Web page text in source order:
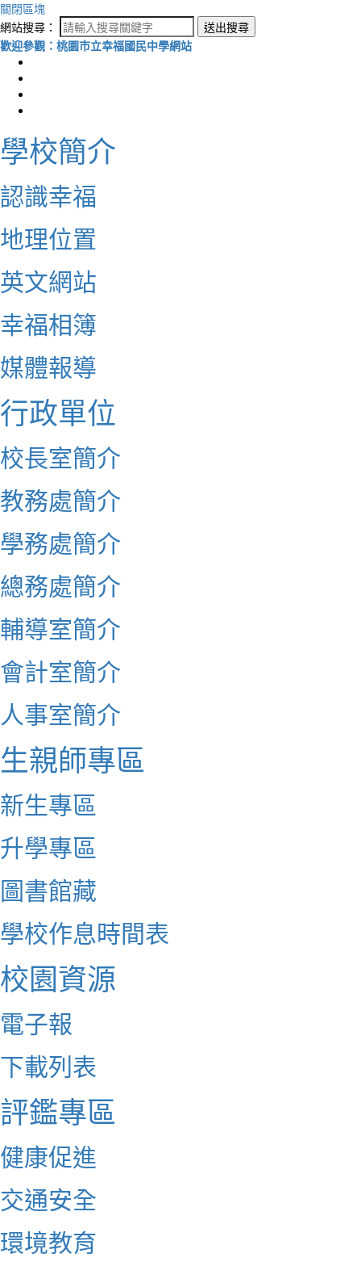
關閉區塊
網站搜尋：
送出搜尋
歡迎參觀：桃園市立幸福國民中學網站
學校簡介
認識幸福
地理位置
英文網站
幸福相簿
媒體報導
行政單位
校長室簡介
教務處簡介
學務處簡介
總務處簡介
輔導室簡介
會計室簡介
人事室簡介
生親師專區
新生專區
升學專區
圖書館藏
學校作息時間表
校園資源
電子報
下載列表
評鑑專區
健康促進
交通安全
環境教育